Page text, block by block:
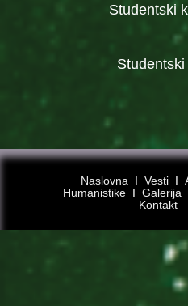
Studentski
Naslovna Ι Vesti Ι
Humanistike Ι Galerija
Kontakt